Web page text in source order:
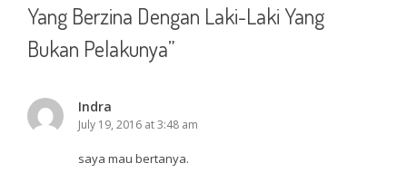
Yang Berzina Dengan Laki-Laki Yang
Bukan Pelakunya”
Indra
July 19, 2016 at 3:48 am
saya mau bertanya.